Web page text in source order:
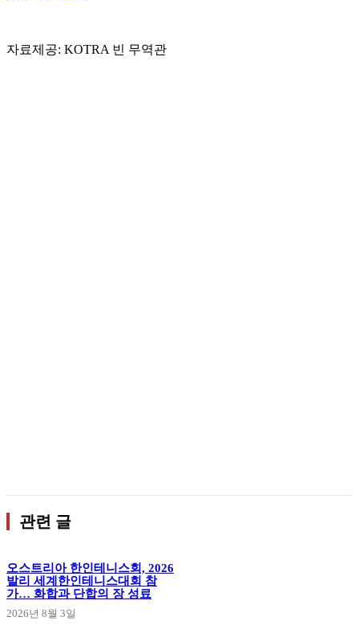
자료제공: KOTRA 빈 무역관
관련 글
오스트리아 한인테니스회, 2026
발리 세계한인테니스대회 참
가… 화합과 단합의 장 성료
2026년 8월 3일